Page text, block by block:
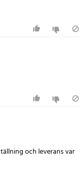
och leverans var